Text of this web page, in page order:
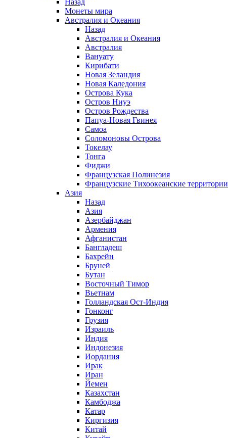
Назад
Монеты мира
Австралия и Океания
Назад
Австралия и Океания
Австралия
Вануату
Кирибати
Новая Зеландия
Новая Каледония
Острова Кука
Остров Ниуэ
Остров Рождества
Папуа-Новая Гвинея
Самоа
Соломоновы Острова
Токелау
Тонга
Фиджи
Французская Полинезия
Французские Тихоокеанские территории
Азия
Назад
Азия
Азербайджан
Армения
Афганистан
Бангладеш
Бахрейн
Бруней
Бутан
Восточный Тимор
Вьетнам
Голландская Ост-Индия
Гонконг
Грузия
Израиль
Индия
Индонезия
Иордания
Ирак
Иран
Йемен
Казахстан
Камбоджа
Катар
Киргизия
Китай